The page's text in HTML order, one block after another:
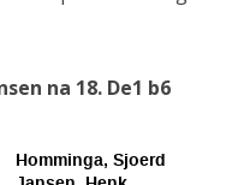
e
na 18. De1 b6